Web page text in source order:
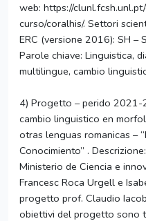
web: https://
curso/coralhis/. Settori
ERC (versione 2016): SH –
Parole chiave: Linguistica,
multilingue, cambio
4) Progetto – perido
cambio linguistico en
otras lenguas romanicas –
Conocimiento” .
Ministerio de Ciencia e
Francesc Roca Urgell e
progetto prof. Claudio
obiettivi del progetto sono